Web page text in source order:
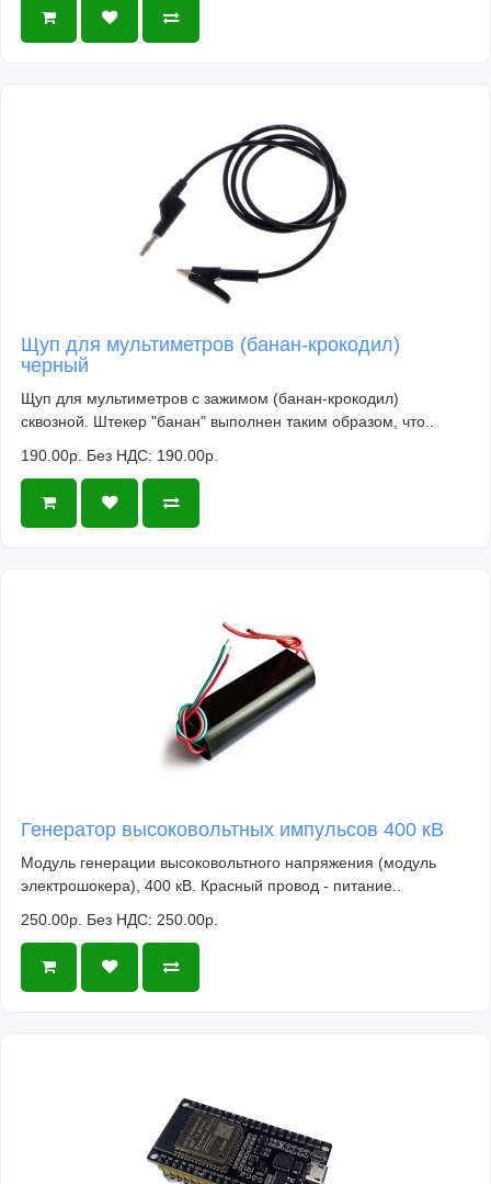
Щуп для мультиметров (банан-крокодил)
черный
Щуп для мультиметров с зажимом (банан-крокодил)
сквозной. Штекер "банан" выполнен таким образом, что..
190.00р. Без НДС: 190.00р.
Генератор высоковольтных импульсов 400 кВ
Модуль генерации высоковольтного напряжения (модуль
электрошокера), 400 кВ. Красный провод - питание..
250.00р. Без НДС: 250.00р.